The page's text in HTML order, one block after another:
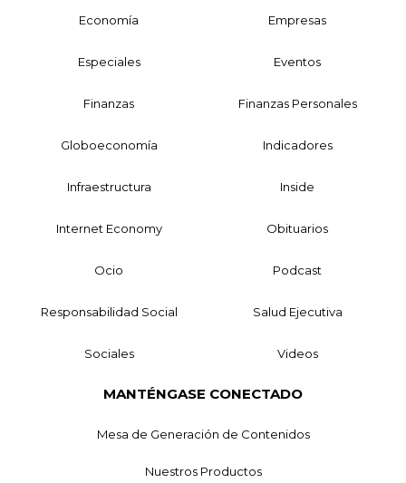
Economía Empresas
Especiales Eventos
Finanzas Finanzas Personales
Globoeconomía Indicadores
Infraestructura Inside
Internet Economy Obituarios
Ocio Podcast
Responsabilidad Social Salud Ejecutiva
Sociales Videos
MANTÉNGASE CONECTADO
Mesa de Generación de Contenidos
Nuestros Productos